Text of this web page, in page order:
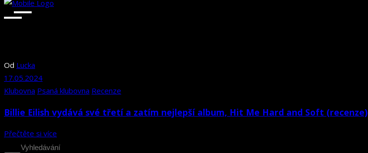
Od Lucka
17.05.2024
Klubovna Psaná klubovna Recenze
Billie Eilish vydává své třetí a zatím nejlepší album, Hit Me Hard and Soft (recenze)
Přečtěte si více
Search